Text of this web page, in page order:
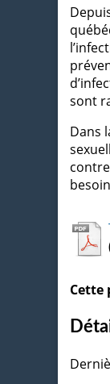
sont
Dans
Cette